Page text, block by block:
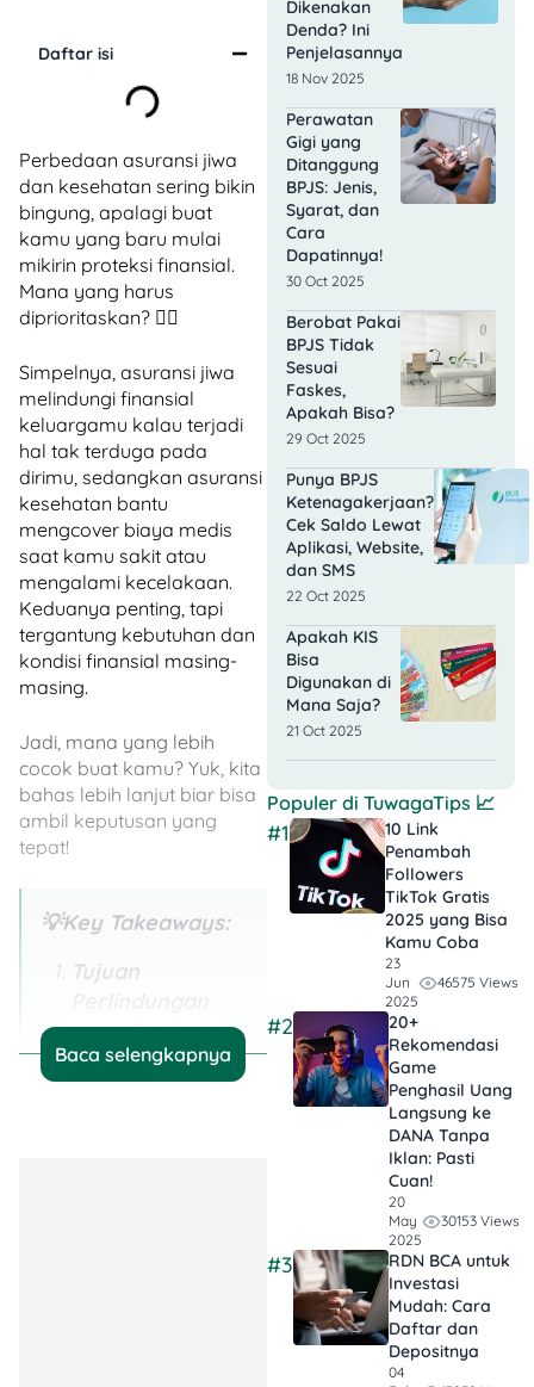
Daftar isi
Perbedaan asuransi jiwa
dan kesehatan sering bikin
bingung, apalagi buat
kamu yang baru mulai
mikirin proteksi finansial.
Mana yang harus
diprioritaskan? 🤷‍♂️
Simpelnya, asuransi jiwa
melindungi finansial
keluargamu kalau terjadi
hal tak terduga pada
dirimu, sedangkan asuransi
kesehatan bantu
mengcover biaya medis
saat kamu sakit atau
mengalami kecelakaan.
Keduanya penting, tapi
tergantung kebutuhan dan
kondisi finansial masing-
masing.
Jadi, mana yang lebih
cocok buat kamu? Yuk, kita
bahas lebih lanjut biar bisa
ambil keputusan yang
tepat!
💡Key Takeaways:
Tujuan
yang Berbeda:
Asuransi jiwa
melindungi ahli
Baca selengkapnya
Dikenakan
Denda? Ini
Penjelasannya
18 Nov 2025
Perawatan
Gigi yang
Ditanggung
BPJS: Jenis,
Syarat, dan
Cara
Dapatinnya!
30 Oct 2025
Berobat Pakai
BPJS Tidak
Sesuai
Faskes,
Apakah Bisa?
29 Oct 2025
Punya BPJS
Ketenagakerjaan?
Cek Saldo Lewat
Aplikasi, Website,
dan SMS
22 Oct 2025
Apakah KIS
Bisa
Digunakan di
Mana Saja?
21 Oct 2025
Populer di TuwagaTips 📈
#1
10 Link
Penambah
Followers
TikTok Gratis​
2025 yang Bisa
Kamu Coba
23
Jun
2025
46575 Views
#2
20+
Rekomendasi
Game
Penghasil Uang
Langsung ke
DANA Tanpa
Iklan​: Pasti
Cuan!
20
May
2025
30153 Views
#3
RDN BCA untuk
Investasi
Mudah: Cara
Daftar dan
Depositnya
04